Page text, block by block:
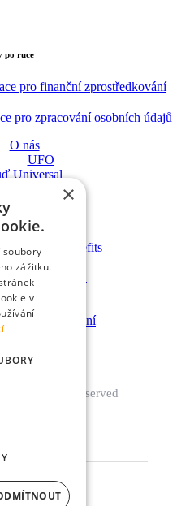
po ruce
pro finanční zprostředkování
pro zpracování osobních údajů
O nás
UFO
Universal
Interní síť
Broker pool
Doporučitel
employee benefits
Služby
Hypotéky a úvěry
Pojištění osob
majetku
a investování
Soutěž
All Rights Reserved
×
soubory
zážitku.
v